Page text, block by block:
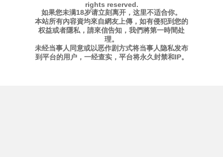
rights reserved.
如果您未满18岁请立刻离开，这里不适合你。
本站所有內容資均來自網友上傳，如有侵犯到您的
权益或者隱私，請來信告知，我們將第一時間处
理。
未经当事人同意或以恶作剧方式将当事人隐私发布
到平台的用户，一经查实，平台将永久封禁和IP。